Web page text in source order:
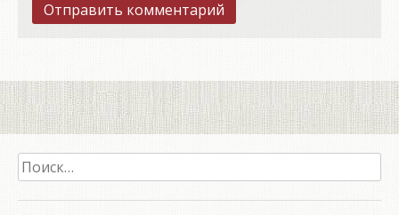
Найти: